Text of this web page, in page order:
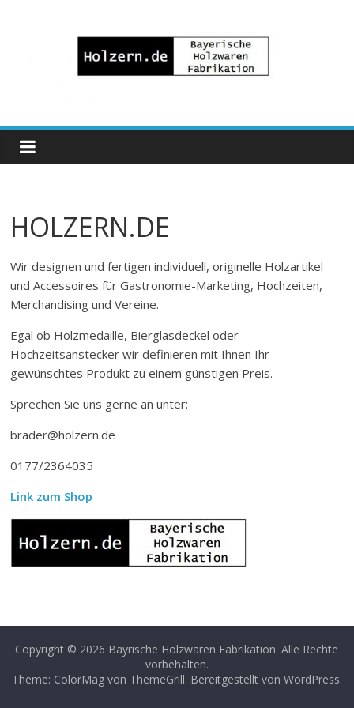
Bayrische
Holzwaren
Fabrikation
HOLZERN.DE
Wir designen und fertigen individuell, originelle Holzartikel
und Accessoires für Gastronomie-Marketing, Hochzeiten,
Merchandising und Vereine.
Egal ob Holzmedaille, Bierglasdeckel oder
Hochzeitsanstecker wir definieren mit Ihnen Ihr
gewünschtes Produkt zu einem günstigen Preis.
Sprechen Sie uns gerne an unter:
brader@holzern.de
0177/2364035
Link zum Shop
Copyright © 2026 Bayrische Holzwaren Fabrikation. Alle Rechte
vorbehalten.
Theme: ColorMag von ThemeGrill. Bereitgestellt von WordPress.